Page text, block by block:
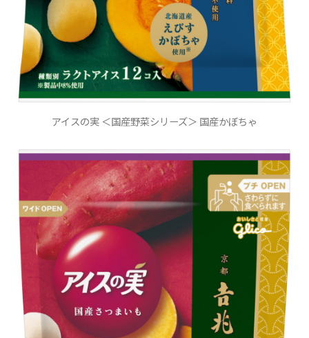
アイスの実 ＜国産野菜シリーズ＞ 国産かぼちゃ